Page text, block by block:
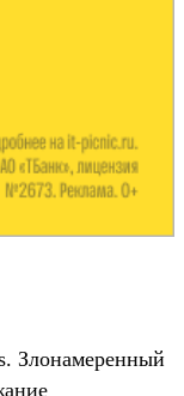
Злонамеренный